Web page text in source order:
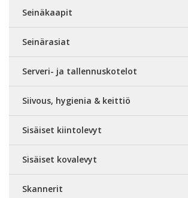
Seinäkaapit
Seinärasiat
Serveri- ja tallennuskotelot
Siivous, hygienia & keittiö
Sisäiset kiintolevyt
Sisäiset kovalevyt
Skannerit